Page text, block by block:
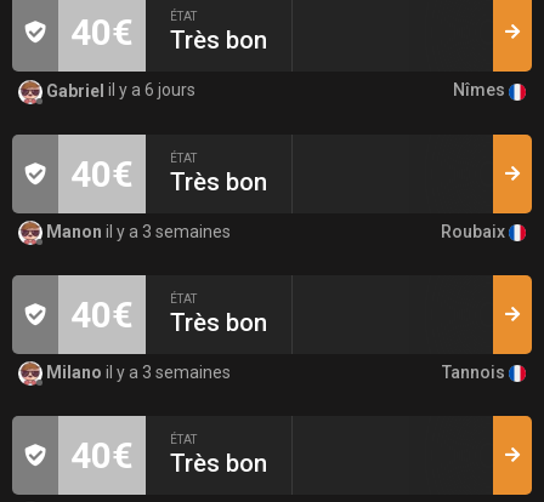
40€ ÉTAT
Très bon
Gabriel il y a 6 jours Nîmes
40€ ÉTAT
Très bon
Manon il y a 3 semaines Roubaix
40€ ÉTAT
Très bon
Milano il y a 3 semaines Tannois
40€ ÉTAT
Très bon